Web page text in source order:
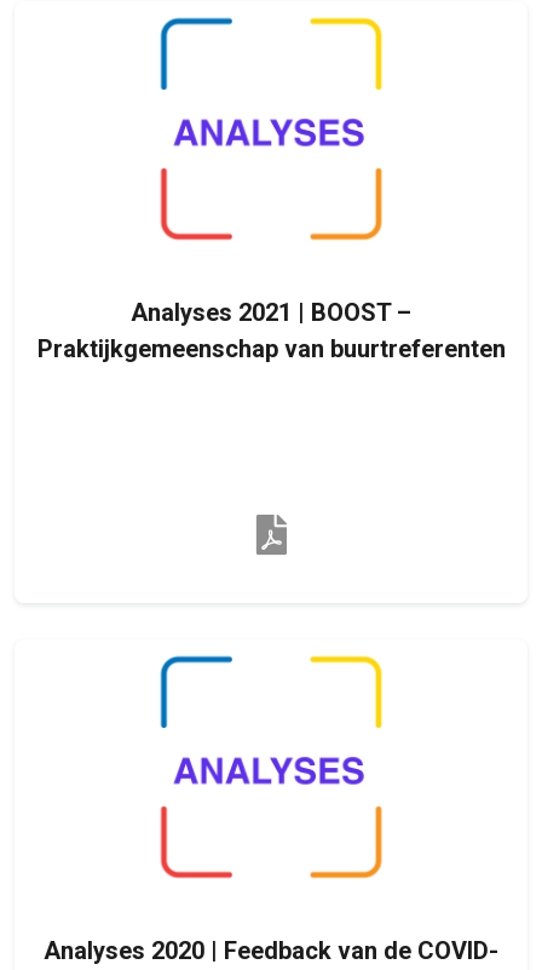
Analyses 2021 | BOOST –
Praktijkgemeenschap van buurtreferenten
Analyses 2020 | Feedback van de COVID-